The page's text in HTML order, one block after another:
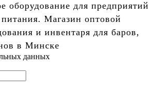
оборудование для предприятий
Магазин оптовой
и инвентаря для баров,
в Минске
данных